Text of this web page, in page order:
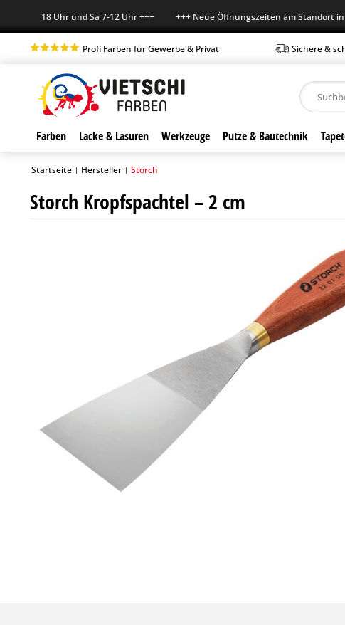
Fr 7-18 Uhr und Sa 7-12 Uhr +++ +++ Neue Öffnungszeiten am Standort in
Profi Farben für Gewerbe & Privat Sichere &
Farben Lacke & Lasuren Werkzeuge Putze & Bautechnik
Startseite | Hersteller | Storch
Storch Kropfspachtel – 2 cm